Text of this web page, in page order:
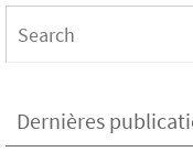
Dernières